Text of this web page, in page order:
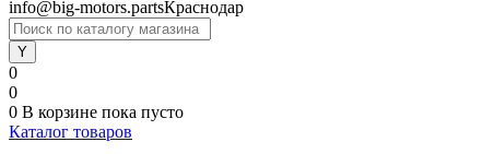
info@big-motors.partsКраснодар
0
0
0 В корзине пока пусто
Каталог товаров